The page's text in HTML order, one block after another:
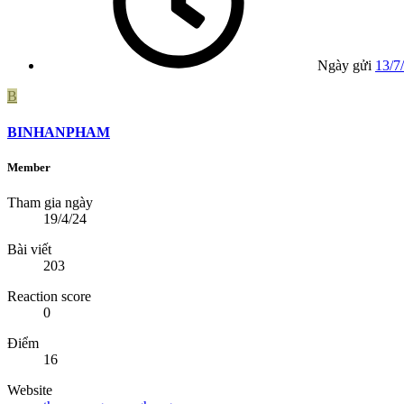
Ngày gửi 13/
B
BINHANPHAM
Member
Tham gia ngày
19/4/24
Bài viết
203
Reaction score
0
Điểm
16
Website